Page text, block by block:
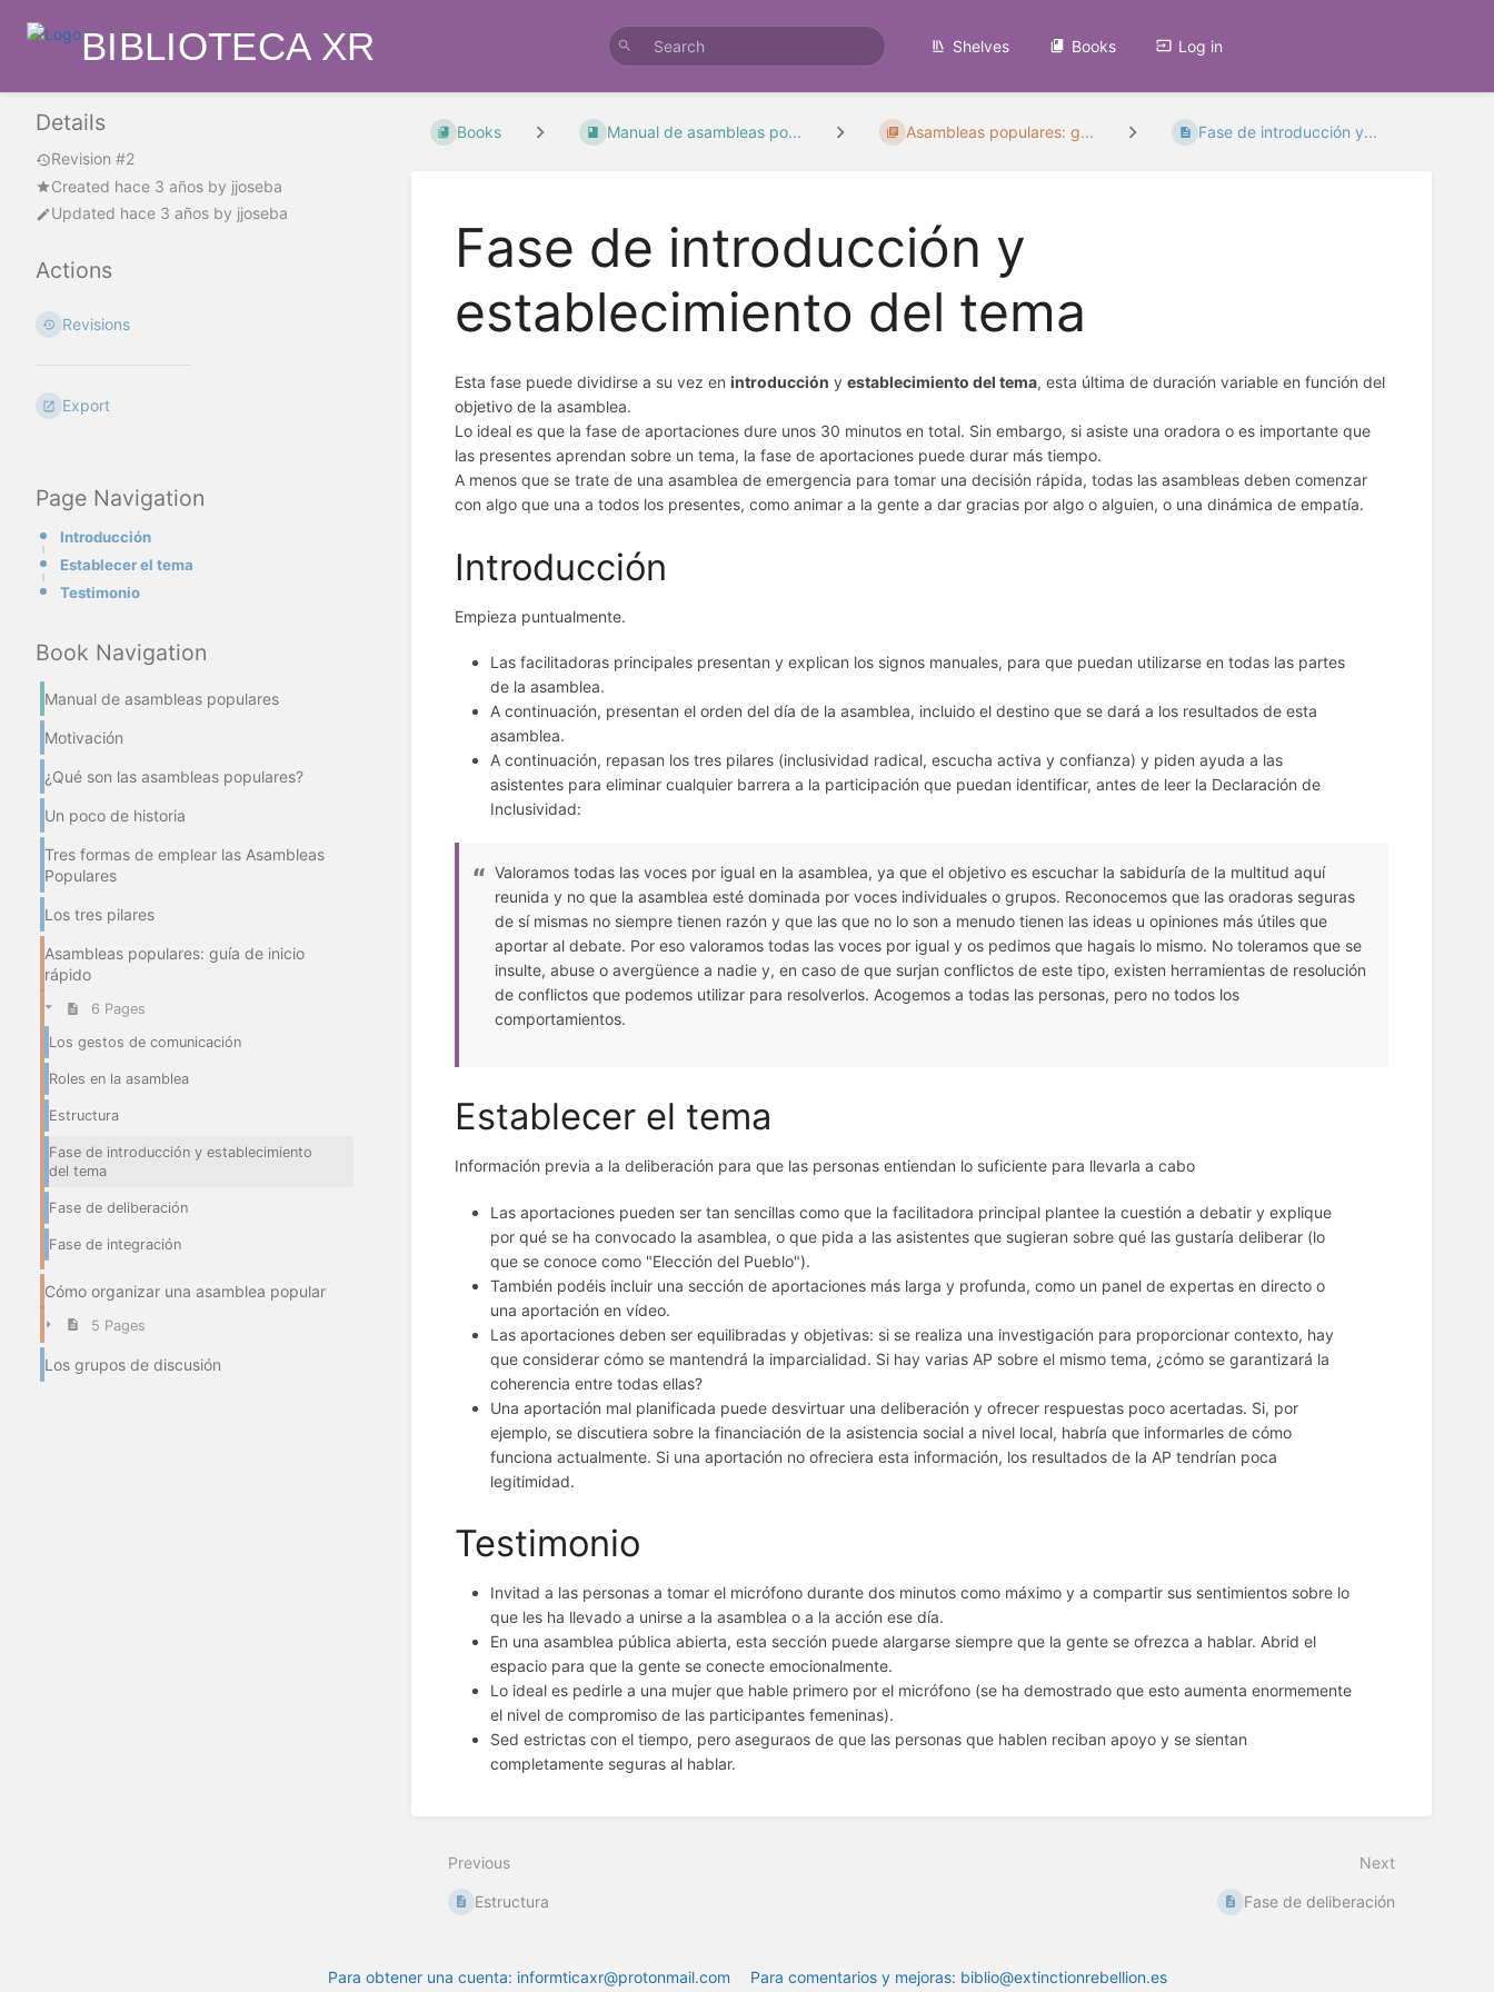
BIBLIOTECA XR Shelves Books Log in
Page Navigation
Introducción
Establecer el tema
Testimonio
Book Navigation
Manual de asambleas populares
Motivación
¿Qué son las asambleas populares?
Un poco de historia
Tres formas de emplear las Asambleas
Populares
Los tres pilares
Asambleas populares: guía de inicio
rápido
6 Pages
Los gestos de comunicación
Roles en la asamblea
Estructura
Fase de introducción y establecimiento
del tema
Fase de deliberación
Fase de integración
Cómo organizar una asamblea popular
5 Pages
Los grupos de discusión
Books Manual de asambleas po... Asambleas populares: g... Fase de introducción y...
Fase de introducción y
establecimiento del tema
Esta fase puede dividirse a su vez en introducción y establecimiento del tema, esta última de duración variable en función del
objetivo de la asamblea.
Lo ideal es que la fase de aportaciones dure unos 30 minutos en total. Sin embargo, si asiste una oradora o es importante que
las presentes aprendan sobre un tema, la fase de aportaciones puede durar más tiempo.
A menos que se trate de una asamblea de emergencia para tomar una decisión rápida, todas las asambleas deben comenzar
con algo que una a todos los presentes, como animar a la gente a dar gracias por algo o alguien, o una dinámica de empatía.
Introducción
Empieza puntualmente.
Las facilitadoras principales presentan y explican los signos manuales, para que puedan utilizarse en todas las partes
de la asamblea.
A continuación, presentan el orden del día de la asamblea, incluido el destino que se dará a los resultados de esta
asamblea.
A continuación, repasan los tres pilares (inclusividad radical, escucha activa y confianza) y piden ayuda a las
asistentes para eliminar cualquier barrera a la participación que puedan identificar, antes de leer la Declaración de
Inclusividad:
Valoramos todas las voces por igual en la asamblea, ya que el objetivo es escuchar la sabiduría de la multitud aquí
reunida y no que la asamblea esté dominada por voces individuales o grupos. Reconocemos que las oradoras seguras
de sí mismas no siempre tienen razón y que las que no lo son a menudo tienen las ideas u opiniones más útiles que
aportar al debate. Por eso valoramos todas las voces por igual y os pedimos que hagais lo mismo. No toleramos que se
insulte, abuse o avergüence a nadie y, en caso de que surjan conflictos de este tipo, existen herramientas de resolución
de conflictos que podemos utilizar para resolverlos. Acogemos a todas las personas, pero no todos los
comportamientos.
Establecer el tema
Información previa a la deliberación para que las personas entiendan lo suficiente para llevarla a cabo
Las aportaciones pueden ser tan sencillas como que la facilitadora principal plantee la cuestión a debatir y explique
por qué se ha convocado la asamblea, o que pida a las asistentes que sugieran sobre qué las gustaría deliberar (lo
que se conoce como "Elección del Pueblo").
También podéis incluir una sección de aportaciones más larga y profunda, como un panel de expertas en directo o
una aportación en vídeo.
Las aportaciones deben ser equilibradas y objetivas: si se realiza una investigación para proporcionar contexto, hay
que considerar cómo se mantendrá la imparcialidad. Si hay varias AP sobre el mismo tema, ¿cómo se garantizará la
coherencia entre todas ellas?
Una aportación mal planificada puede desvirtuar una deliberación y ofrecer respuestas poco acertadas. Si, por
ejemplo, se discutiera sobre la financiación de la asistencia social a nivel local, habría que informarles de cómo
funciona actualmente. Si una aportación no ofreciera esta información, los resultados de la AP tendrían poca
legitimidad.
Testimonio
Invitad a las personas a tomar el micrófono durante dos minutos como máximo y a compartir sus sentimientos sobre lo
que les ha llevado a unirse a la asamblea o a la acción ese día.
En una asamblea pública abierta, esta sección puede alargarse siempre que la gente se ofrezca a hablar. Abrid el
espacio para que la gente se conecte emocionalmente.
Lo ideal es pedirle a una mujer que hable primero por el micrófono (se ha demostrado que esto aumenta enormemente
el nivel de compromiso de las participantes femeninas).
Sed estrictas con el tiempo, pero aseguraos de que las personas que hablen reciban apoyo y se sientan
completamente seguras al hablar.
Previous
Estructura
Next
Fase de deliberación
Details
Revision #2
Created hace 3 años by jjoseba
Updated hace 3 años by jjoseba
Actions
Revisions
Export
Para obtener una cuenta: informticaxr@protonmail.com Para comentarios y mejoras: biblio@extinctionrebellion.es